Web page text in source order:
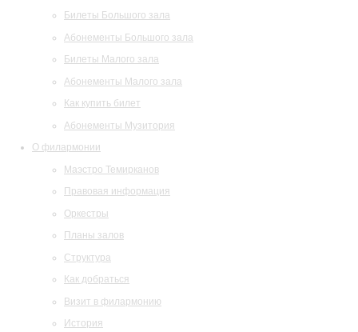
Билеты Большого зала
Абонементы Большого зала
Билеты Малого зала
Абонементы Малого зала
Как купить билет
Абонементы Музитория
О филармонии
Маэстро Темирканов
Правовая информация
Оркестры
Планы залов
Структура
Как добраться
Визит в филармонию
История